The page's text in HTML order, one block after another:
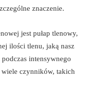
znaczenie.
jest pułap tlenowy,
ilości tlenu, jaką nasz
intensywnego
wiele czynników, takich